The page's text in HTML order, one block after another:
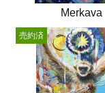
Merkava
売約済